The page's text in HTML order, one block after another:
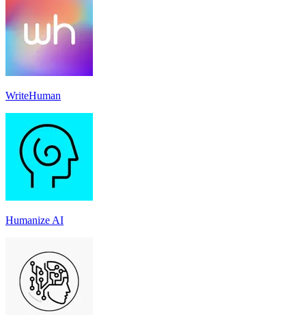
WriteHuman
Humanize AI